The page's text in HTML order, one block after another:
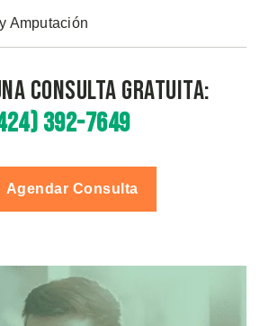
Amputación
Consulta Gratuita:
392-7649
Agendar Consulta